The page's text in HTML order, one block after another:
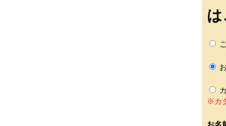
※カ
お名